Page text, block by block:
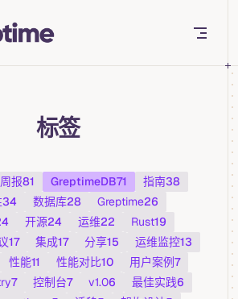
标签
报81 GreptimeDB71 指南38
34 数据库28 Greptime26
开源24 运维22 Rust19
17 集成17 分享15 运维监控13
性能11 性能对比10 用户案例7
7 控制台7 v1.06 最佳实践6